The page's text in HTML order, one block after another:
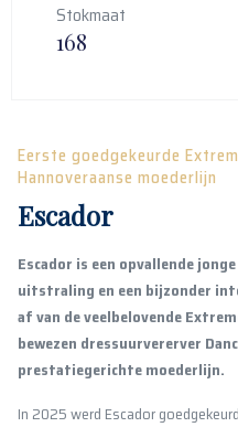
Stokmaat
168
Eerste goedgekeurde
Hannoveraanse moederlijn
Escador
Escador is een opvallende
uitstraling en een bijzonder
af van de veelbelovende
bewezen dressuurvererver
prestatiegerichte moederlijn.
In 2025 werd Escador